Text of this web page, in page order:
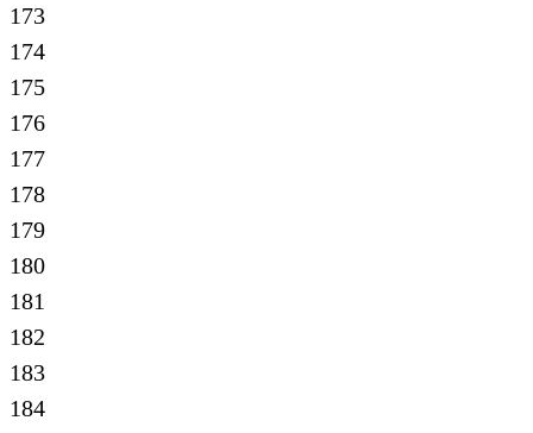
173
174
175
176
177
178
179
180
181
182
183
184